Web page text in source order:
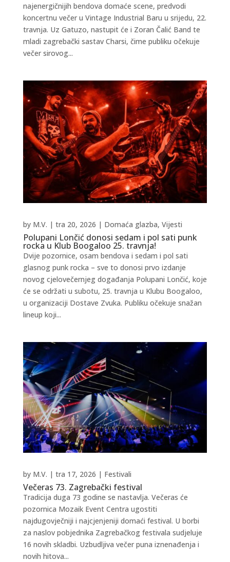
najenergičnijih bendova domaće scene, predvodi
koncertnu večer u Vintage Industrial Baru u srijedu, 22.
travnja. Uz Gatuzo, nastupit će i Zoran Čalić Band te
mladi zagrebački sastav Charsi, čime publiku očekuje
večer sirovog...
Polupani Lončić donosi sedam i pol sati punk
rocka u Klub Boogaloo 25. travnja!
by M.V. | tra 20, 2026 | Domaća glazba, Vijesti
Dvije pozornice, osam bendova i sedam i pol sati
glasnog punk rocka – sve to donosi prvo izdanje
novog cjelovečernjeg događanja Polupani Lončić, koje
će se održati u subotu, 25. travnja u Klubu Boogaloo,
u organizaciji Dostave Zvuka. Publiku očekuje snažan
lineup koji...
Večeras 73. Zagrebački festival
by M.V. | tra 17, 2026 | Festivali
Tradicija duga 73 godine se nastavlja. Večeras će
pozornica Mozaik Event Centra ugostiti
najdugovječniji i najcjenjeniji domaći festival. U borbi
za naslov pobjednika Zagrebačkog festivala sudjeluje
16 novih skladbi. Uzbudljiva večer puna iznenađenja i
novih hitova...